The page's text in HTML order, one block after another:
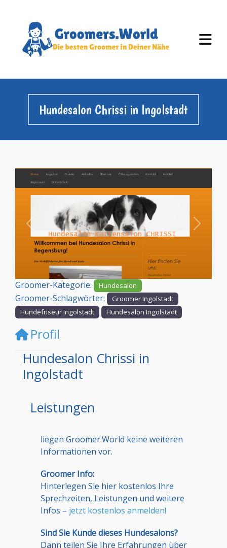
Hundesalon Chrissi in Ingolstadt
Vorheriges
Groomer-Kategorie: Hundesalon
Groomer-Schlagwörter:
Groomer Ingolstadt
Hundefriseur Ingolstadt
Hundesalon Ingolstadt
Profil
Hundesalon Chrissi in
Ingolstadt
Leistungen
liegen Groomer.World keine weiteren
Informationen vor.
Groomer Info:
Hinterlegen Sie hier kostenlos Ihre
Sprechzeiten, Leistungen und weitere
Infos – jetzt kostenlos anmelden!
Sind Sie Kunde dieses Hundesalons?
Dann teilen Sie Ihre Erfahrungen über